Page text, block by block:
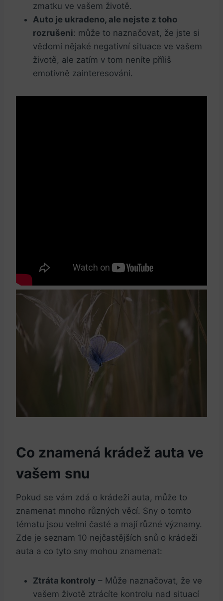
zmatku ve vašem životě.
Auto je ukradeno, ale nejste z toho
rozrušeni: ⁣může to naznačovat, že jste si
vědomi nějaké negativní situace ve vašem
životě, ale zatím v tom neníte příliš
emotivně zainteresováni.
Co znamená krádež auta ve‍
vašem snu
Pokud se vám zdá o krádeži auta, může to
znamenat mnoho různých věcí. Sny o tomto
tématu jsou velmi časté a mají různé významy.
Zde je seznam 10 nejčastějších snů o ⁤krádeži
auta a co tyto sny mohou znamenat:
Ztráta kontroly – Může naznačovat, že ve
vašem životě ztrácíte kontrolu nad situací